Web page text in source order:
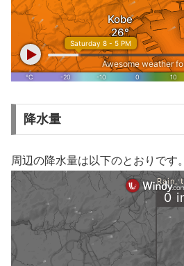
降水量
周辺の降水量は以下のとおりです。